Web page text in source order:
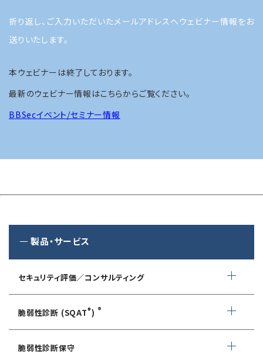
折り返し、ご入力いただいたメールアドレスへウェビナー情報をお
送りいたします。
本ウェビナーは終了しております。
最新のウェビナー情報はこちらからご覧ください。
BBSecイベント/セミナー情報
製品・サービス
セキュリティ評価／コンサルティング
情報セキュリティ・アドバイザリ
AIサービス提供者・利用者向け
サイバーセキュリティ対策支援
脆弱性診断 (SQAT®) ®
WEBアプリケーション脆弱性診断
脆弱性診断保守